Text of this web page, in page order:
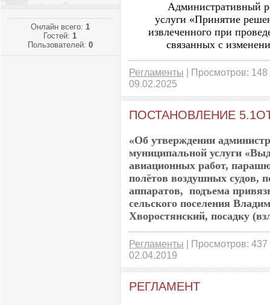
Онлайн всего: 1
Гостей:1
Пользователей: 0
Административный
услуги «Принятие
извлеченного при
связанных с
Регламенты | Просмотров:
09.02.2025
ПОСТАНОВЛЕНИЕ
«Об утверждении
муниципальной услуги
авиационных работ,
полётов воздушных судов,
аппаратов, подъема
сельского поселения
Хворостянский, посадку
Регламенты | Просмотров:
02.04.2019
РЕГЛАМЕНТ